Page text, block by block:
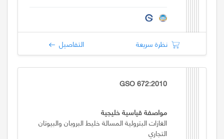
نظرة سريعة التفاصيل
GSO 672:2010
مواصفة قياسية خليجية
الغازات البترولية المسالة خليط البروبان والبيوتان
التجاري